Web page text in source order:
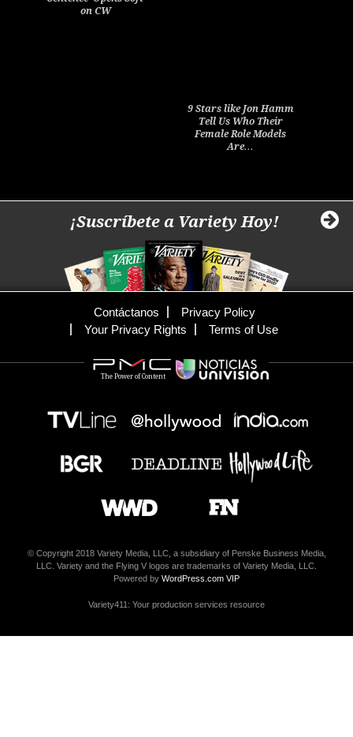
on CW
9 Stars like Jon Hamm
Tell Us Who Their
Female Role Models
Are…
¡Suscríbete a Variety Hoy!
Contáctanos
Privacy Policy
Your Privacy Rights
Terms of Use
The Power of Content
© Copyright 2018 Variety Media, LLC, a subsidiary of Penske Business Media,
LLC. Variety and the Flying V logos are trademarks of Variety Media, LLC.
Powered by WordPress.com VIP
Variety411: Your production services resource